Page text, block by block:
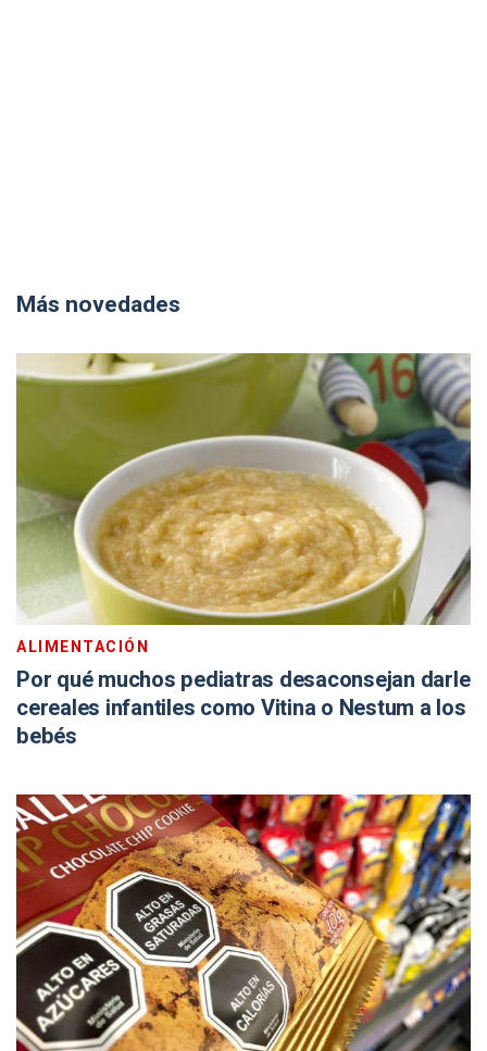
Más novedades
ALIMENTACIÓN
Por qué muchos pediatras desaconsejan darle
cereales infantiles como Vitina o Nestum a los
bebés